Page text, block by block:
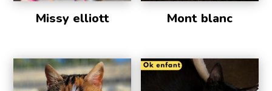
Missy elliott Mont blanc